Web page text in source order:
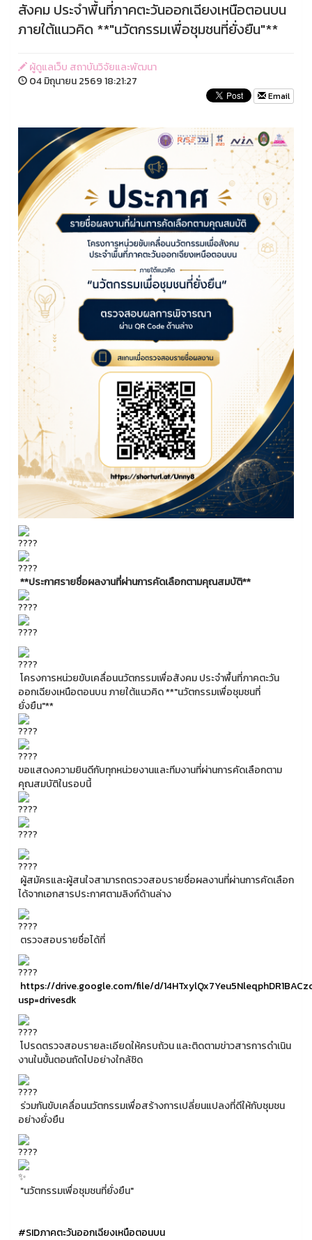
สังคม ประจำพื้นที่ภาคตะวันออกเฉียงเหนือตอนบน
ภายใต้แนวคิด **"นวัตกรรมเพื่อชุมชนที่ยั่งยืน"**
ผู้ดูแลเว็บ สถาบันวิจัยและพัฒนา
04 มิถุนายน 2569 18:21:27
Email
**ประกาศรายชื่อผลงานที่ผ่านการคัดเลือกตามคุณสมบัติ**
โครงการหน่วยขับเคลื่อนนวัตกรรมเพื่อสังคม ประจำพื้นที่ภาคตะวัน
ออกเฉียงเหนือตอนบน ภายใต้แนวคิด **"นวัตกรรมเพื่อชุมชนที่
ยั่งยืน"**
ขอแสดงความยินดีกับทุกหน่วยงานและทีมงานที่ผ่านการคัดเลือกตาม
คุณสมบัติในรอบนี้
ผู้สมัครและผู้สนใจสามารถตรวจสอบรายชื่อผลงานที่ผ่านการคัดเลือก
ได้จากเอกสารประกาศตามลิงก์ด้านล่าง
ตรวจสอบรายชื่อได้ที่
https://drive.google.com/file/d/
usp=drivesdk
โปรดตรวจสอบรายละเอียดให้ครบถ้วน และติดตามข่าวสารการดำเนิน
งานในขั้นตอนถัดไปอย่างใกล้ชิด
ร่วมกันขับเคลื่อนนวัตกรรมเพื่อสร้างการเปลี่ยนแปลงที่ดีให้กับชุมชน
อย่างยั่งยืน
"นวัตกรรมเพื่อชุมชนที่ยั่งยืน"
#SIDภาคตะวันออกเฉียงเหนือตอนบน